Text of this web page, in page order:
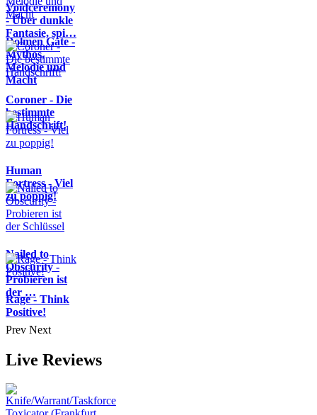
Voidceremony
- Über dunkle
Fantasie, spi…
Dolmen Gate -
Mythos,
Melodie und
Macht
Coroner - Die
bestimmte
Handschrift!
Human
Fortress - Viel
zu poppig!
Nailed to
Obscurity -
Probieren ist
der …
Rage - Think
Positive!
Prev Next
Live Reviews